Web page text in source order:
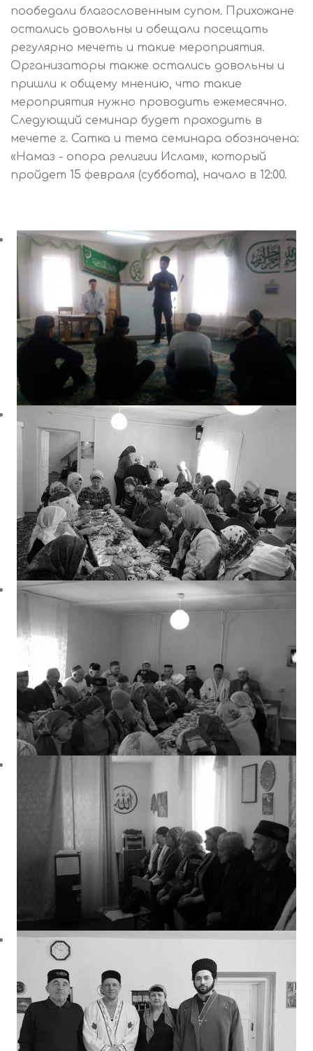
пообедали благословенным супом. Прихожане
остались довольны и обещали посещать
регулярно мечеть и такие мероприятия.
Организаторы также остались довольны и
пришли к общему мнению, что такие
мероприятия нужно проводить ежемесячно.
Следующий семинар будет проходить в
мечете г. Сатка и тема семинара обозначена:
«Намаз - опора религии Ислам», который
пройдет 15 февраля (суббота), начало в 12:00.